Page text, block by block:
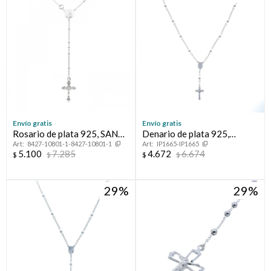
Envío gratis
Rosario de plata 925, SAN
BENITO.
8427-10801-1-8427-10801-1
$ 5.100 $7.285
Envío gratis
Denario de plata 925,
MILAGROSA.
IP1665-IP1665
$ 4.672 $6.674
29 29
Compromiso